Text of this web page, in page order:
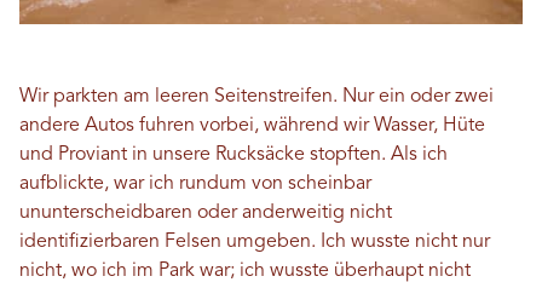
Wir parkten am leeren Seitenstreifen. Nur ein oder zwei
andere Autos fuhren vorbei, während wir Wasser, Hüte
und Proviant in unsere Rucksäcke stopften. Als ich
aufblickte, war ich rundum von scheinbar
ununterscheidbaren oder anderweitig nicht
identifizierbaren Felsen umgeben. Ich wusste nicht nur
nicht, wo ich im Park war; ich wusste überhaupt nicht